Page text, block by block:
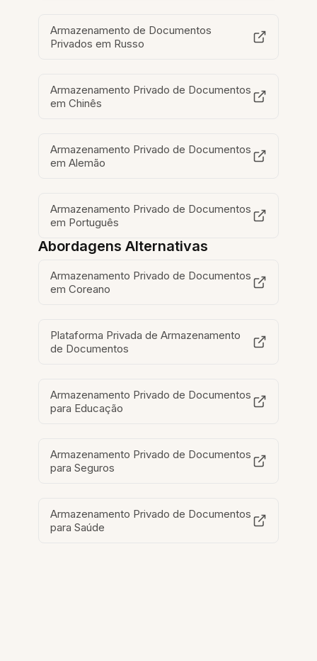
Armazenamento de Documentos
Privados em Russo
Armazenamento Privado de Documentos
em Chinês
Armazenamento Privado de Documentos
em Alemão
Armazenamento Privado de Documentos
em Português
Abordagens Alternativas
Armazenamento Privado de Documentos
em Coreano
Plataforma Privada de Armazenamento
de Documentos
Armazenamento Privado de Documentos
para Educação
Armazenamento Privado de Documentos
para Seguros
Armazenamento Privado de Documentos
para Saúde